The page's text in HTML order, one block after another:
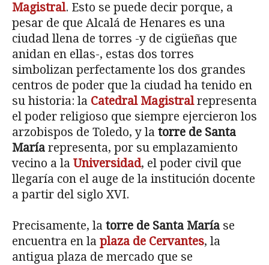
Magistral. Esto se puede decir porque, a
pesar de que Alcalá de Henares es una
ciudad llena de torres -y de cigüeñas que
anidan en ellas-, estas dos torres
simbolizan perfectamente los dos grandes
centros de poder que la ciudad ha tenido en
su historia: la Catedral Magistralrepresenta
el poder religioso que siempre ejercieron los
arzobispos de Toledo, y la torre de Santa
María representa, por su emplazamiento
vecino a la Universidad, el poder civil que
llegaría con el auge de la institución docente
a partir del siglo XVI.
Precisamente, la torre de Santa María se
encuentra en la plaza de Cervantes, la
antigua plaza de mercado que se